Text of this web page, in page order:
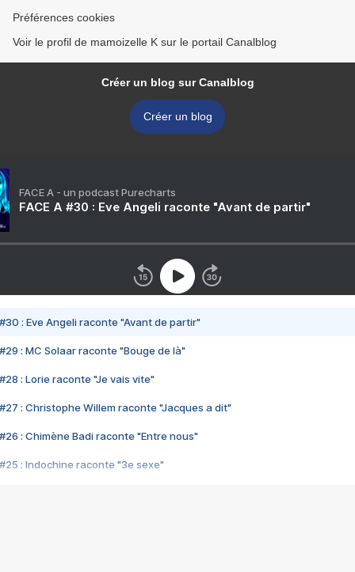
Préférences cookies
Voir le profil de mamoizelle K sur le portail Canalblog
Créer un blog sur Canalblog
Créer un blog
FACE A - un podcast Purecharts
FACE A #30 : Eve Angeli raconte "Avant de partir"
#30 : Eve Angeli raconte "Avant de partir"
#29 : MC Solaar raconte "Bouge de là"
#28 : Lorie raconte "Je vais vite"
#27 : Christophe Willem raconte "Jacques a dit"
#26 : Chimène Badi raconte "Entre nous"
#25 : Indochine raconte "3e sexe"